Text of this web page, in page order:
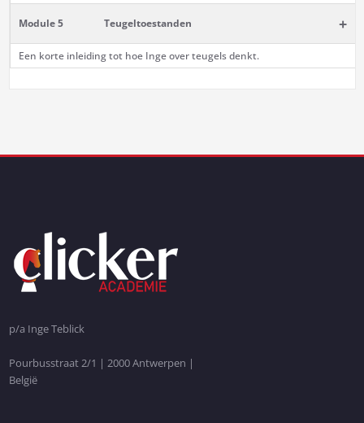
Module 5 Teugeltoestanden +
Een korte inleiding tot hoe Inge over teugels denkt.
p/a Inge Teblick
Pourbusstraat 2/1 | 2000 Antwerpen |
België